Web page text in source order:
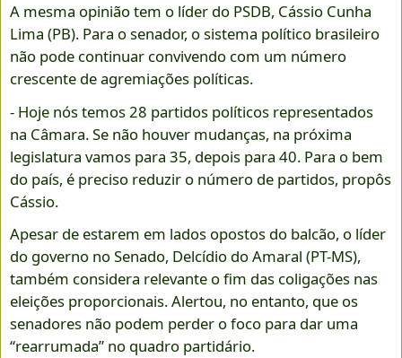
A mesma opinião tem o líder do PSDB, Cássio Cunha
Lima (PB). Para o senador, o sistema político brasileiro
não pode continuar convivendo com um número
crescente de agremiações políticas.
- Hoje nós temos 28 partidos políticos representados
na Câmara. Se não houver mudanças, na próxima
legislatura vamos para 35, depois para 40. Para o bem
do país, é preciso reduzir o número de partidos, propôs
Cássio.
Apesar de estarem em lados opostos do balcão, o líder
do governo no Senado, Delcídio do Amaral (PT-MS),
também considera relevante o fim das coligações nas
eleições proporcionais. Alertou, no entanto, que os
senadores não podem perder o foco para dar uma
“rearrumada” no quadro partidário.